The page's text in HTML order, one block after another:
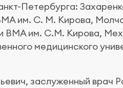
Петербурга:
им. С. М. Кирова,
ВМА им. С.М. Кирова,
медицинского
заслуженный врач